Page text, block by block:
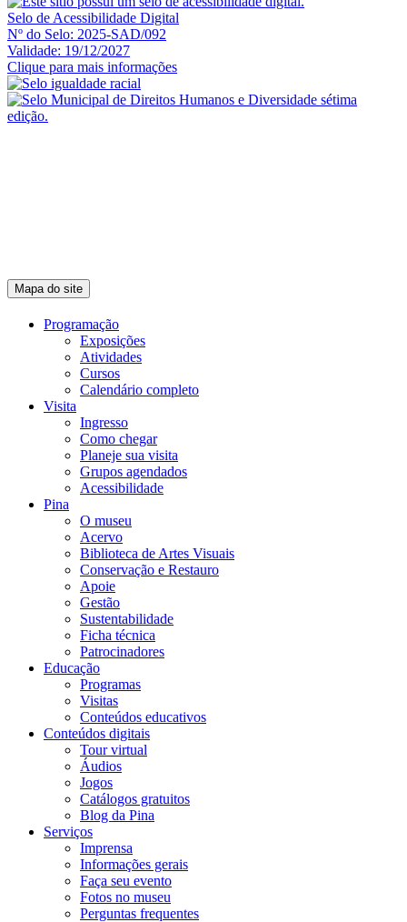
Selo de Acessibilidade Digital
Nº do Selo: 2025-SAD/092
Validade: 19/12/2027
Clique para mais informações
Mapa do site
Programação
Exposições
Atividades
Cursos
Calendário completo
Visita
Ingresso
Como chegar
Planeje sua visita
Grupos agendados
Acessibilidade
Pina
O museu
Acervo
Biblioteca de Artes Visuais
Conservação e Restauro
Apoie
Gestão
Sustentabilidade
Ficha técnica
Patrocinadores
Educação
Programas
Visitas
Conteúdos educativos​
Conteúdos digitais
Tour virtual
Áudios
Jogos
Catálogos gratuitos
Blog da Pina
Serviços
Imprensa
Informações gerais
Faça seu evento
Fotos no museu
Perguntas frequentes